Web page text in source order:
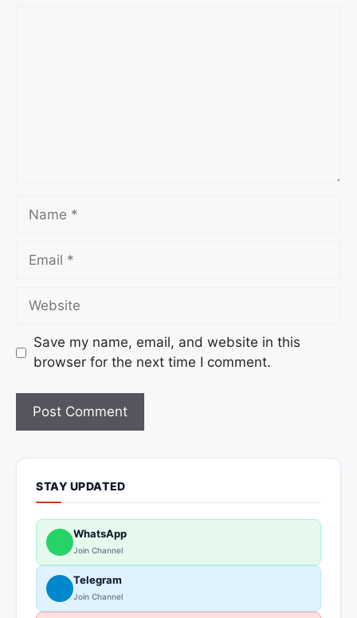
Save my name, email, and website in this
browser for the next time I comment.
STAY UPDATED
WhatsApp
Join Channel
Telegram
Join Channel